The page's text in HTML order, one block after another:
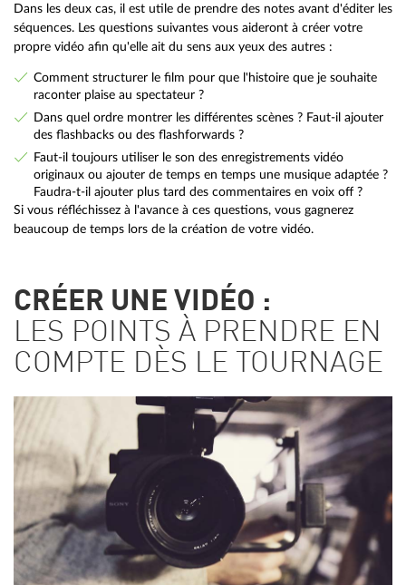
Dans les deux cas, il est utile de prendre des notes avant d'éditer les
séquences. Les questions suivantes vous aideront à créer votre
propre vidéo afin qu'elle ait du sens aux yeux des autres :
Comment structurer le film pour que l'histoire que je souhaite
raconter plaise au spectateur ?
Dans quel ordre montrer les différentes scènes ? Faut-il ajouter
des flashbacks ou des flashforwards ?
Faut-il toujours utiliser le son des enregistrements vidéo
originaux ou ajouter de temps en temps une musique adaptée ?
Faudra-t-il ajouter plus tard des commentaires en voix off ?
Si vous réfléchissez à l'avance à ces questions, vous gagnerez
beaucoup de temps lors de la création de votre vidéo.
CRÉER UNE VIDÉO :
LES POINTS À PRENDRE EN
COMPTE DÈS LE TOURNAGE